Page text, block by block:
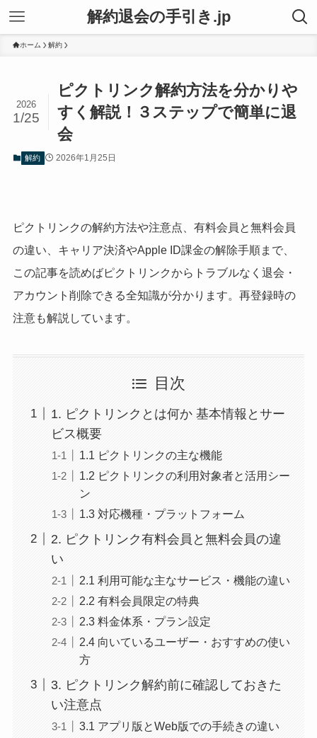
解約退会の手引き.jp
ホーム 解約
ピクトリンク解約方法を分かりや
すく解説！３ステップで簡単に退
会
2026
1/25
解約 2026年1月25日
ピクトリンクの解約方法や注意点、有料会員と無料会員
の違い、キャリア決済やApple ID課金の解除手順まで、
この記事を読めばピクトリンクからトラブルなく退会・
アカウント削除できる全知識が分かります。再登録時の
注意も解説しています。
目次
1. ピクトリンクとは何か 基本情報とサー
ビス概要
1.1 ピクトリンクの主な機能
1.2 ピクトリンクの利用対象者と活用シー
ン
1.3 対応機種・プラットフォーム
2. ピクトリンク有料会員と無料会員の違
い
2.1 利用可能な主なサービス・機能の違い
2.2 有料会員限定の特典
2.3 料金体系・プラン設定
2.4 向いているユーザー・おすすめの使い
方
3. ピクトリンク解約前に確認しておきた
い注意点
3.1 アプリ版とWeb版での手続きの違い